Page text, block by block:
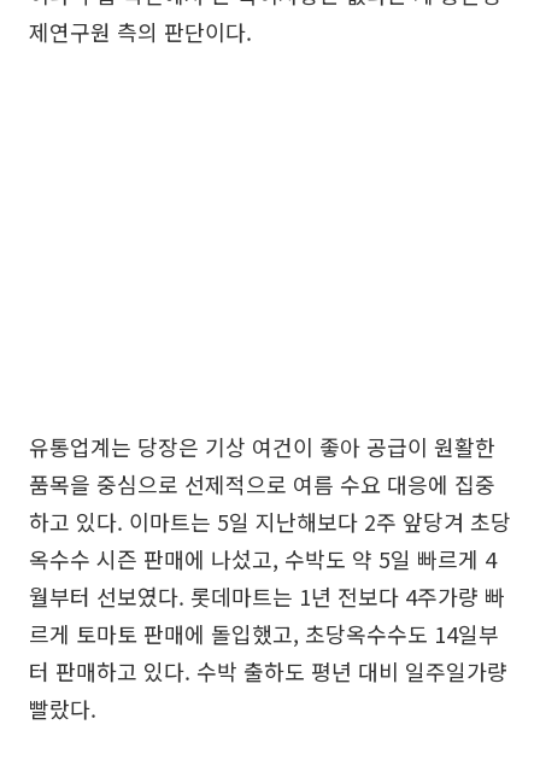
제연구원 측의 판단이다.
유통업계는 당장은 기상 여건이 좋아 공급이 원활한
품목을 중심으로 선제적으로 여름 수요 대응에 집중
하고 있다. 이마트는 5일 지난해보다 2주 앞당겨 초당
옥수수 시즌 판매에 나섰고, 수박도 약 5일 빠르게 4
월부터 선보였다. 롯데마트는 1년 전보다 4주가량 빠
르게 토마토 판매에 돌입했고, 초당옥수수도 14일부
터 판매하고 있다. 수박 출하도 평년 대비 일주일가량
빨랐다.